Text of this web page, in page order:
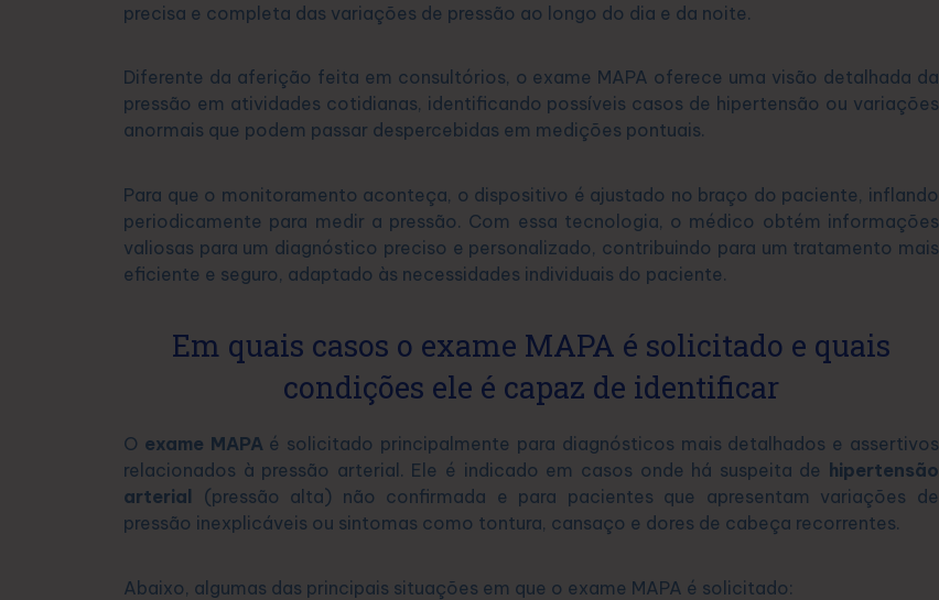
precisa e completa das variações de pressão ao longo do dia e da noite.
Diferente da aferição feita em consultórios, o exame MAPA oferece uma visão detalhada da
pressão em atividades cotidianas, identificando possíveis casos de hipertensão ou variações
anormais que podem passar despercebidas em medições pontuais.
Para que o monitoramento aconteça, o dispositivo é ajustado no braço do paciente, inflando
periodicamente para medir a pressão. Com essa tecnologia, o médico obtém informações
valiosas para um diagnóstico preciso e personalizado, contribuindo para um tratamento mais
eficiente e seguro, adaptado às necessidades individuais do paciente.
Em quais casos o exame MAPA é solicitado e quais
condições ele é capaz de identificar
O exame MAPAé solicitado principalmente para diagnósticos mais detalhados e assertivos
relacionados à pressão arterial. Ele é indicado em casos onde há suspeita de
hipertensão
arterial
(pressão alta) não confirmada e para pacientes que apresentam variações de
pressão inexplicáveis ou sintomas como tontura, cansaço e dores de cabeça recorrentes.
Abaixo, algumas das principais situações em que o exame MAPA é solicitado: